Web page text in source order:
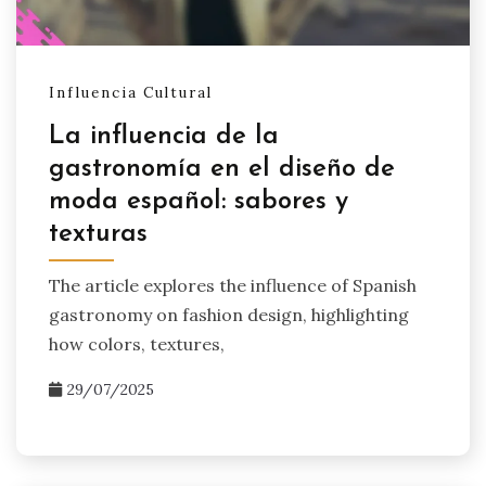
Influencia Cultural
La influencia de la
gastronomía en el diseño de
moda español: sabores y
texturas
The article explores the influence of Spanish
gastronomy on fashion design, highlighting
how colors, textures,
29/07/2025